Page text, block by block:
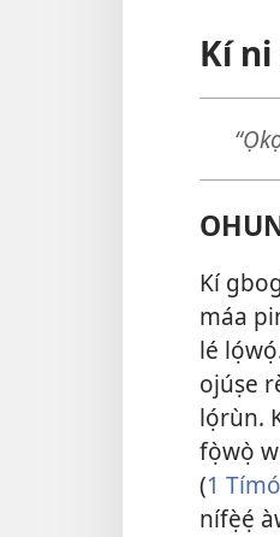
Kí
Kí
máa
lé
ojúṣe
lọ́rùn.
fọ̀wọ̀
(1
nífẹ̀ẹ́